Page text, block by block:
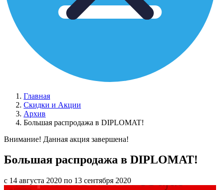
Главная
Скидки и Акции
Архив
Большая распродажа в DIPLOMAT!
Внимание! Данная акция завершена!
Большая распродажа в DIPLOMAT!
с 14 августа 2020 по 13 сентября 2020